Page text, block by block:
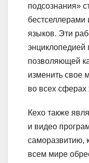
подсознания»
бестселлерами
языков. Эти
энциклопедией
позволяющей
изменить свое
во всех сферах
Кехо также
и видео
саморазвитию,
всем мире